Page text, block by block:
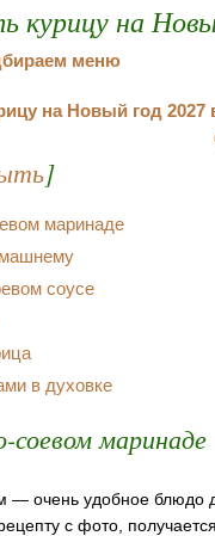
курицу на
меню
]
маринаде
соусе
в духовке
маринаде
— очень удобное блюдо
с фото,